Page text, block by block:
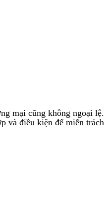
mại cũng không ngoại lệ.
và điều kiện để miễn trách